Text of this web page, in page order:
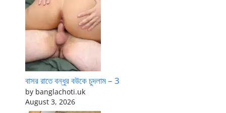
বাসর রাতে বন্ধুর বউকে চুদলাম – 3
by banglachoti.uk
August 3, 2026